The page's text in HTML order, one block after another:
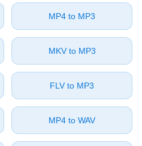
⁦MP4⁩ to ⁦MP3⁩
⁦MKV⁩ to ⁦MP3⁩
⁦FLV⁩ to ⁦MP3⁩
⁦MP4⁩ to ⁦WAV⁩